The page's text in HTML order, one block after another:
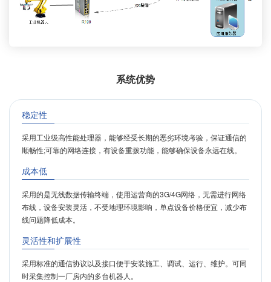
系统优势
稳定性
采用工业级高性能处理器，能够经受长期的恶劣环境考验，保证通信的
顺畅性;可靠的网络连接，有设备重拨功能，能够确保设备永远在线。
成本低
采用的是无线数据传输终端，使用运营商的3G/4G网络，无需进行网络
布线，设备安装灵活，不受地理环境影响，单点设备价格便宜，减少布
线问题降低成本。
灵活性和扩展性
采用标准的通信协议以及接口便于安装施工、调试、运行、维护。可同
时采集控制一厂房内的多台机器人。